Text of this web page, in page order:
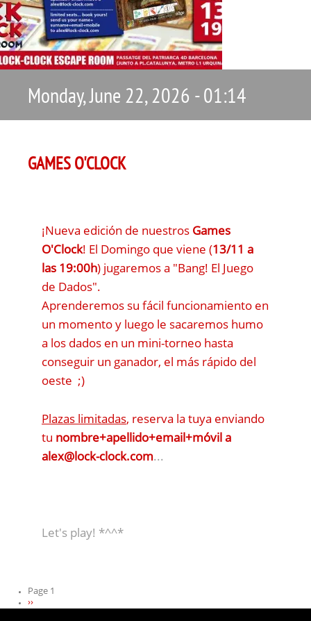
Monday, June 22, 2026 - 01:14
GAMES O'CLOCK
¡Nueva edición de nuestros Games
O'Clock! El Domingo que viene (13/11 a
las 19:00h) jugaremos a "Bang! El Juego
de Dados".
Aprenderemos su fácil funcionamiento en
un momento y luego le sacaremos humo
a los dados en un mini-torneo hasta
conseguir un ganador, el más rápido del
oeste ;)
Plazas limitadas, reserva la tuya enviando
tu nombre+apellido+email+móvil a
alex@lock-clock.com...
Let's play! *^^*
Pagination
Page 1
Next
››